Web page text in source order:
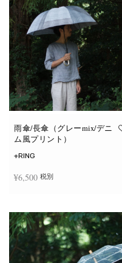
雨傘/長傘（グレーmix/デニ
ム風プリント）
+RING
¥6,500 税別